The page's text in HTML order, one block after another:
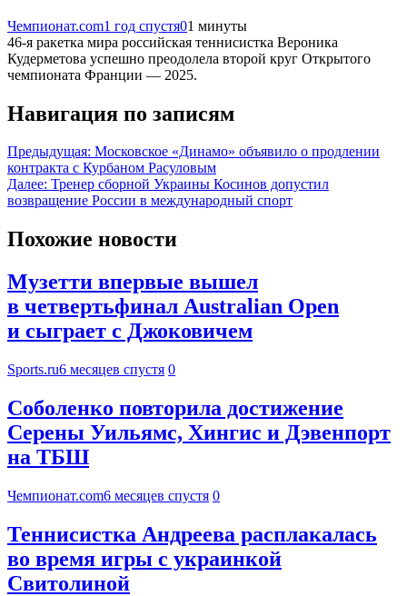
Чемпионат.com1 год спустя01 минуты
46-я ракетка мира российская теннисистка Вероника
Кудерметова успешно преодолела второй круг Открытого
чемпионата Франции — 2025.
Навигация по записям
Предыдущая: Московское «Динамо» объявило о продлении
контракта с Курбаном Расуловым
Далее: Тренер сборной Украины Косинов допустил
возвращение России в международный спорт
Похожие новости
Музетти впервые вышел
в четвертьфинал Australian Open
и сыграет с Джоковичем
Sports.ru6 месяцев спустя 0
Соболенко повторила достижение
Серены Уильямс, Хингис и Дэвенпорт
на ТБШ
Чемпионат.com6 месяцев спустя 0
Теннисистка Андреева расплакалась
во время игры с украинкой
Свитолиной